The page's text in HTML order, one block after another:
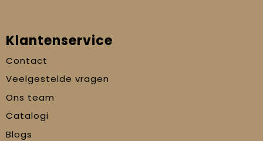
Klantenservice
Contact
Veelgestelde vragen
Ons team
Catalogi
Blogs